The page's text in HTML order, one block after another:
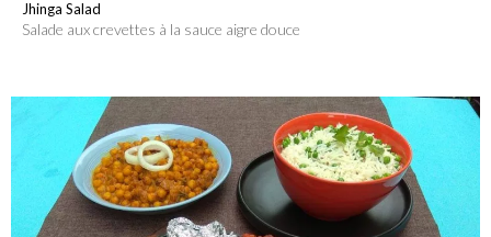
Jhinga Salad
salade aux crevettes à la sauce aigre douce